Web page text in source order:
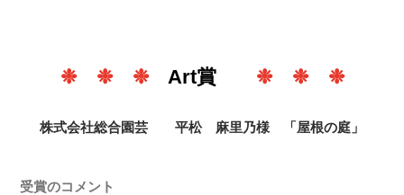
❉ ❉ ❉ Art賞 ❉ ❉ ❉
株式会社総合園芸 平松 麻里乃様 「屋根の庭」
受賞のコメント